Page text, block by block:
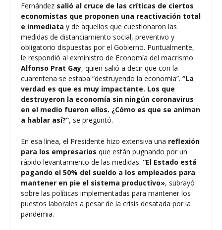
Fernández salió al cruce de las críticas de ciertos
economistas que proponen una reactivación total
e inmediata y de aquellos que cuestionaron las
medidas de distanciamiento social, preventivo y
obligatorio dispuestas por el Gobierno. Puntualmente,
le respondió al exministro de Economía del macrismo
Alfonso Prat Gay, quien salió a decir que con la
cuarentena se estaba “destruyendo la economía”.“La
verdad es que es muy impactante. Los que
destruyeron la economía sin ningún coronavirus
en el medio fueron ellos. ¿Cómo es que se animan
a hablar así?”, se preguntó.
En esa línea, el Presidente hizo extensiva una reflexión
para los empresarios que están pugnando por un
rápido levantamiento de las medidas:“El Estado está
pagando el 50% del sueldo a los empleados para
mantener en pie el sistema productivo», subrayó
sobre las políticas implementadas para mantener los
puestos laborales a pesar de la crisis desatada por la
pandemia.